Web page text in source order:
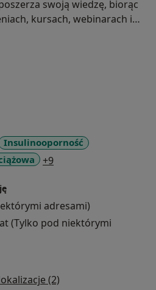
swoją wiedzę, biorąc
kursach, webinarach i
z zakresu dietetyki
zdrowymi, jak i
metabolicznymi
nadwaga, otyłość,
wewnętrznymi (m.in
tarczycy oraz innych
owulacji oraz
kobiety w trakcie ciąży i po
to dietetyka
konsultacje
klinicznymi.
Insulinooporność
+9
adresami)
(Tylko pod niektórymi
(2)